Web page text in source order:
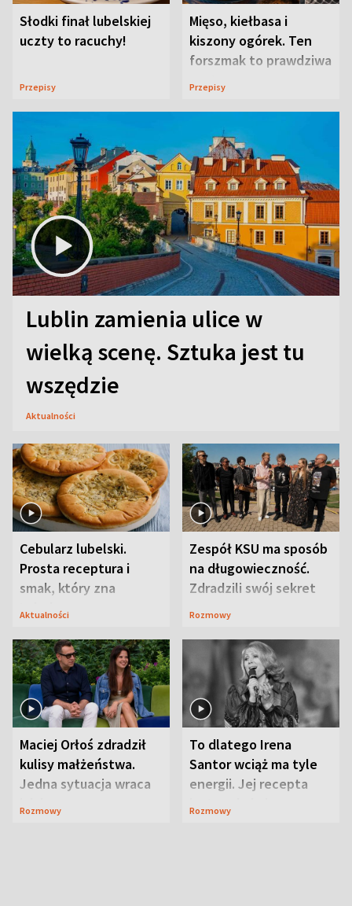
Słodki finał lubelskiej
uczty to racuchy!
Przepisy
Mięso, kiełbasa i
kiszony ogórek. Ten
forszmak to prawdziwa
uczta
Przepisy
Lublin zamienia ulice w
wielką scenę. Sztuka jest tu
wszędzie
Aktualności
Cebularz lubelski.
Prosta receptura i
smak, który zna
Lubelszczyzna
Aktualności
Zespół KSU ma sposób
na długowieczność.
Zdradzili swój sekret
Rozmowy
Maciej Orłoś zdradził
kulisy małżeństwa.
Jedna sytuacja wraca
jak bumerang
Rozmowy
To dlatego Irena
Santor wciąż ma tyle
energii. Jej recepta
jest zaskakująco
Rozmowy